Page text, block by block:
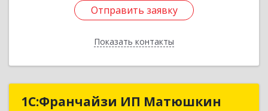
Отправить заявку
Показать контакты
Отправить заявку
Назад
1С:Франчайзи ИП Матюшкин
1С:Франчайзи ИП Матюшкин